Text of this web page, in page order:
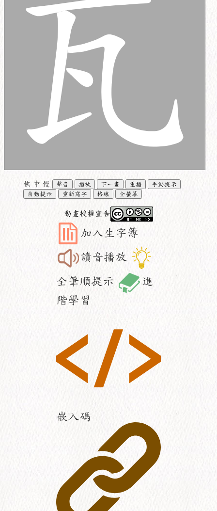
快 中 慢 聲音 播放 下一畫 重播
手動提示
自動提示
重新寫字 格線 全螢幕
動畫授權宣告
加入生字簿
讀音播放
全筆順提示
進
階學習
嵌入碼